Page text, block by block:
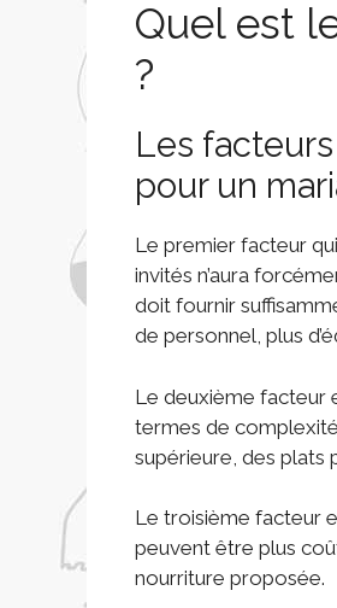
Quel est
?
Les
pour un
Le premier facteur
invités n’aura
doit fournir
de personnel, plus
Le deuxième facteur
termes de
supérieure, des plats
Le troisième facteur
peuvent être plus
nourriture proposée.